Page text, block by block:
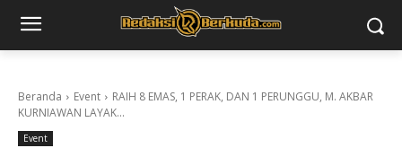
Beranda Event
RAIH 8 EMAS, 1 PERAK, DAN 1 PERUNGGU, M. AKBAR
KURNIAWAN LAYAK...
Event